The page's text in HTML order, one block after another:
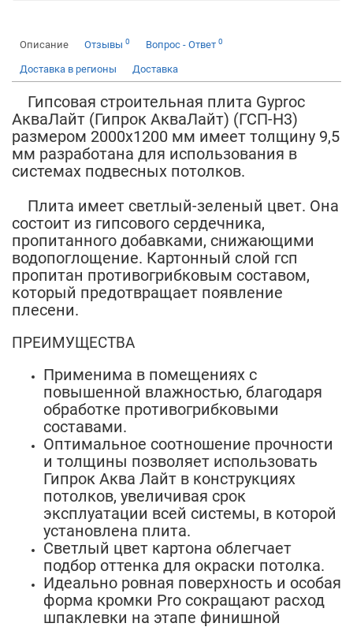
Описание Отзывы 0 Вопрос - Ответ 0
Доставка в регионы Доставка
Гипсовая строительная плита Gyproc
АкваЛайт (Гипрок АкваЛайт) (ГСП-H3)
размером 2000х1200 мм имеет толщину 9,5
мм разработана для использования в
системах подвесных потолков.
Плита имеет светлый-зеленый цвет. Она
состоит из гипсового сердечника,
пропитанного добавками, снижающими
водопоглощение. Картонный слой гсп
пропитан противогрибковым составом,
который предотвращает появление
плесени.
ПРЕИМУЩЕСТВА
Применима в помещениях с
повышенной влажностью, благодаря
обработке противогрибковыми
составами.
Оптимальное соотношение прочности
и толщины позволяет использовать
Гипрок Аква Лайт в конструкциях
потолков, увеличивая срок
эксплуатации всей системы, в которой
установлена плита.
Светлый цвет картона облегчает
подбор оттенка для окраски потолка.
Идеально ровная поверхность и особая
форма кромки Pro сокращают расход
шпаклевки на этапе финишной